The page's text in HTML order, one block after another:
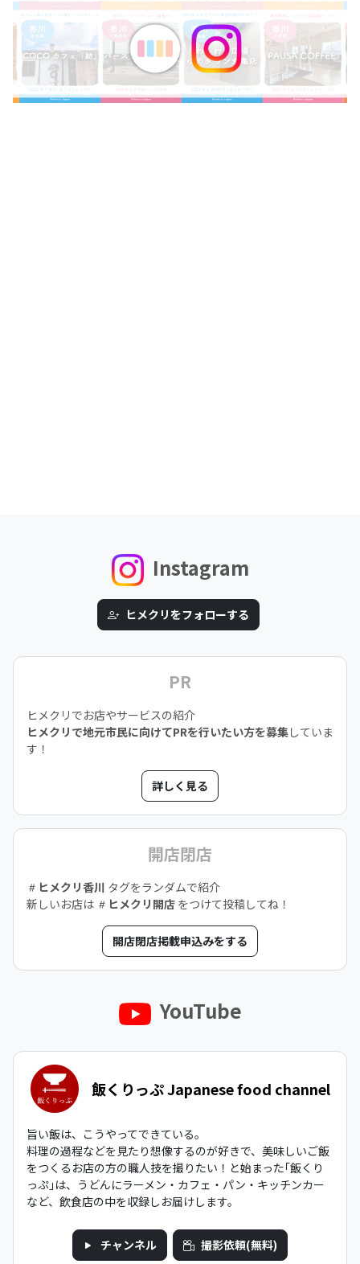
Instagram
ヒメクリをフォローする
PR
ヒメクリでお店やサービスの紹介
ヒメクリで地元市民に向けてPRを行いたい方を募集していま
す！
詳しく見る
開店閉店
ヒメクリ香川 タグをランダムで紹介
新しいお店は
ヒメクリ開店 をつけて投稿してね！
開店閉店掲載申込みをする
YouTube
飯くりっぷ Japanese food channel
旨い飯は、こうやってできている。
料理の過程などを見たり想像するのが好きで、美味しいご飯
をつくるお店の方の職人技を撮りたい！と始まった｢飯くり
っぷ｣は、うどんにラーメン・カフェ・パン・キッチンカー
など、飲食店の中を収録しお届けします。
チャンネル 撮影依頼(無料)